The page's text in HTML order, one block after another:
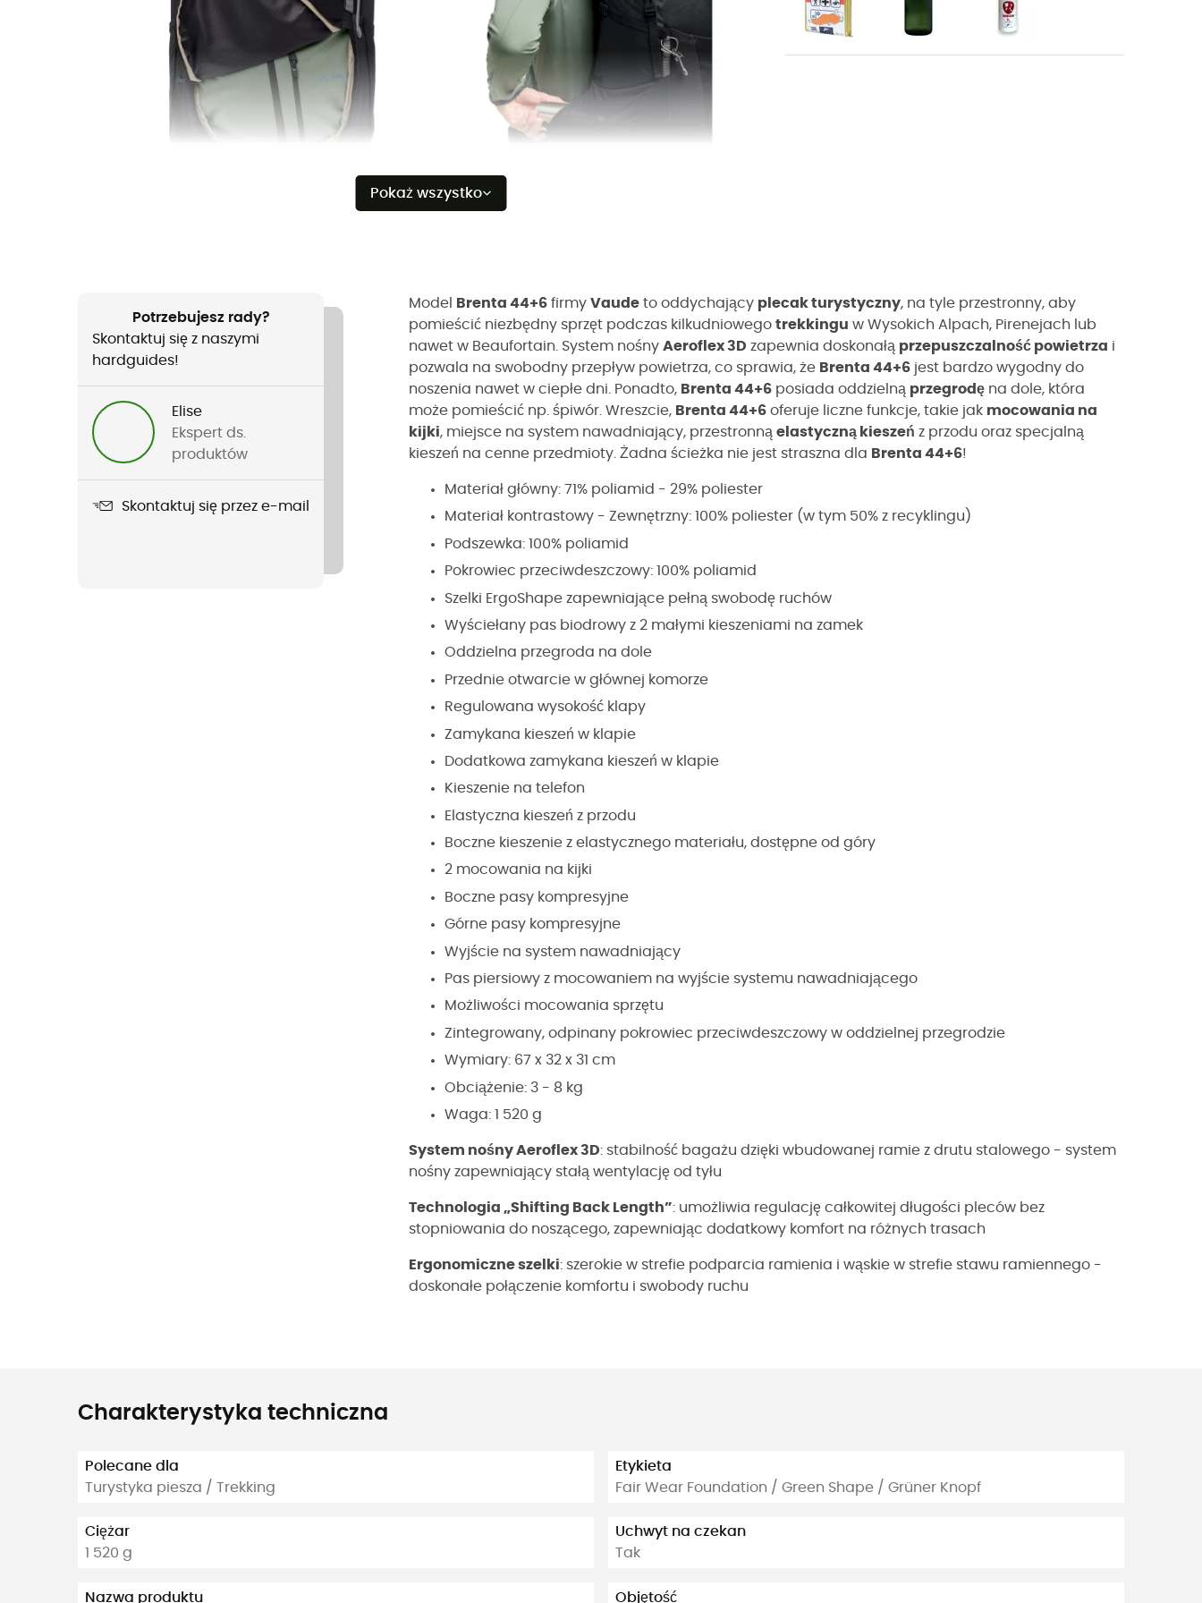
Pokaż wszystko
Potrzebujesz rady?
Skontaktuj się z naszymi
hardguides!
Elise
Ekspert ds.
produktów
Skontaktuj się przez e-mail
Model Brenta 44+6 firmy Vaude to oddychający plecak turystyczny, na tyle przestronny, aby
pomieścić niezbędny sprzęt podczas kilkudniowego trekkingu w Wysokich Alpach, Pirenejach lub
nawet w Beaufortain. System nośny Aeroflex 3D zapewnia doskonałą przepuszczalność powietrza i
pozwala na swobodny przepływ powietrza, co sprawia, że Brenta 44+6 jest bardzo wygodny do
noszenia nawet w ciepłe dni. Ponadto, Brenta 44+6 posiada oddzielną przegrodę na dole, która
może pomieścić np. śpiwór. Wreszcie, Brenta 44+6 oferuje liczne funkcje, takie jak mocowania na
kijki, miejsce na system nawadniający, przestronną elastyczną kieszeń z przodu oraz specjalną
kieszeń na cenne przedmioty. Żadna ścieżka nie jest straszna dla Brenta 44+6!
Materiał główny: 71% poliamid - 29% poliester
Materiał kontrastowy - Zewnętrzny: 100% poliester (w tym 50% z recyklingu)
Podszewka: 100% poliamid
Pokrowiec przeciwdeszczowy: 100% poliamid
Szelki ErgoShape zapewniające pełną swobodę ruchów
Wyściełany pas biodrowy z 2 małymi kieszeniami na zamek
Oddzielna przegroda na dole
Przednie otwarcie w głównej komorze
Regulowana wysokość klapy
Zamykana kieszeń w klapie
Dodatkowa zamykana kieszeń w klapie
Kieszenie na telefon
Elastyczna kieszeń z przodu
Boczne kieszenie z elastycznego materiału, dostępne od góry
2 mocowania na kijki
Boczne pasy kompresyjne
Górne pasy kompresyjne
Wyjście na system nawadniający
Pas piersiowy z mocowaniem na wyjście systemu nawadniającego
Możliwości mocowania sprzętu
Zintegrowany, odpinany pokrowiec przeciwdeszczowy w oddzielnej przegrodzie
Wymiary: 67 x 32 x 31 cm
Obciążenie: 3 - 8 kg
Waga: 1 520 g
System nośny Aeroflex 3D: stabilność bagażu dzięki wbudowanej ramie z drutu stalowego - system
nośny zapewniający stałą wentylację od tyłu
Technologia „Shifting Back Length”: umożliwia regulację całkowitej długości pleców bez
stopniowania do noszącego, zapewniając dodatkowy komfort na różnych trasach
Ergonomiczne szelki: szerokie w strefie podparcia ramienia i wąskie w strefie stawu ramiennego -
doskonałe połączenie komfortu i swobody ruchu
Charakterystyka techniczna
Polecane dla
Turystyka piesza / Trekking
Ciężar
1 520 g
Nazwa produktu
Etykieta
Fair Wear Foundation / Green Shape / Grüner Knopf
Uchwyt na czekan
Tak
Objętość